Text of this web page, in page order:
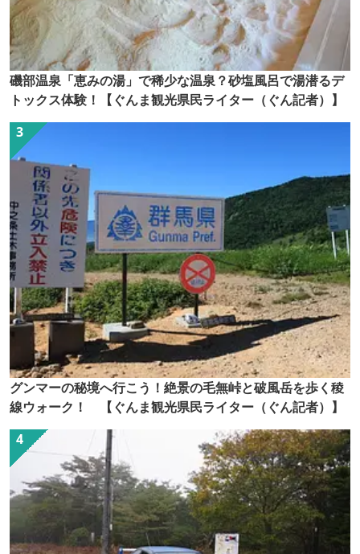
磯部温泉「恵みの湯」で稀少な温泉？砂塩風呂で湯潜るデ
トックス体験！【ぐんま観光県民ライター（ぐん記者）】
グンマーの秘境へ行こう！絶景の毛無峠と破風岳を歩く稜
線ウォーク！ 【ぐんま観光県民ライター（ぐん記者）】